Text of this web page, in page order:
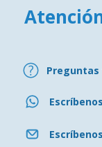
Preguntas
Escríbenos